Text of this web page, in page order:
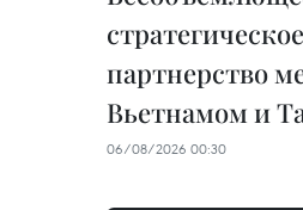
стратегическое
партнерство
Вьетнамом и
06/08/2026 00:30